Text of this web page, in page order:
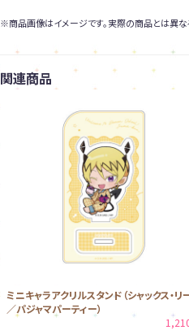
※商品画像はイメージです。実際の商品とは異な
関連商品
ミニキャラアクリルスタンド（シャックス・リ
／パジャマパーティー）